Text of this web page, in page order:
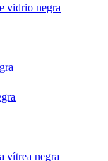
vidrio negra